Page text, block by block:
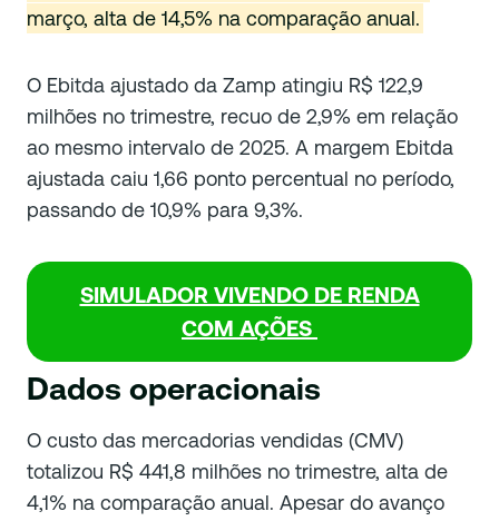
março, alta de 14,5% na comparação anual.
O Ebitda ajustado da Zamp atingiu R$ 122,9
milhões no trimestre, recuo de 2,9% em relação
ao mesmo intervalo de 2025. A margem Ebitda
ajustada caiu 1,66 ponto percentual no período,
passando de 10,9% para 9,3%.
SIMULADOR VIVENDO DE RENDA
COM AÇÕES
Dados operacionais
O custo das mercadorias vendidas (CMV)
totalizou R$ 441,8 milhões no trimestre, alta de
4,1% na comparação anual. Apesar do avanço